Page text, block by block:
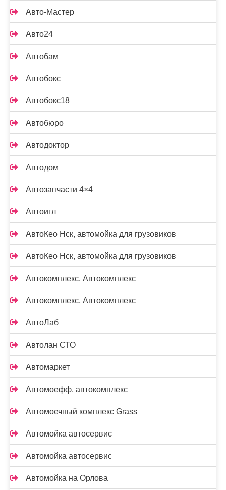
Авто-Мастер
Авто24
Автобам
Автобокс
Автобокс18
Автобюро
Автодоктор
Автодом
Автозапчасти 4×4
Автоигл
АвтоКео Нск, автомойка для грузовиков
АвтоКео Нск, автомойка для грузовиков
Автокомплекс, Автокомплекс
Автокомплекс, Автокомплекс
АвтоЛаб
Автолан СТО
Автомаркет
Автомоефф, автокомплекс
Автомоечный комплекс Grass
Автомойка автосервис
Автомойка автосервис
Автомойка на Орлова